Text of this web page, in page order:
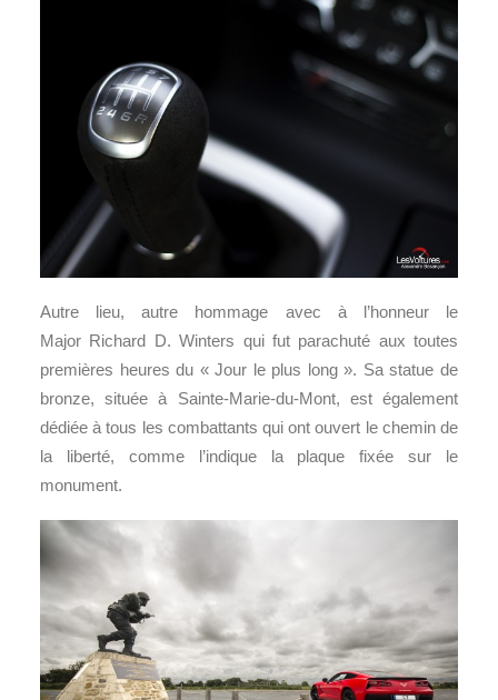
Autre lieu, autre hommage avec à l’honneur le
Major Richard D. Winters qui fut parachuté aux toutes
premières heures du « Jour le plus long ». Sa statue de
bronze, située à Sainte-Marie-du-Mont, est également
dédiée à tous les combattants qui ont ouvert le chemin de
la liberté, comme l’indique la plaque fixée sur le
monument.